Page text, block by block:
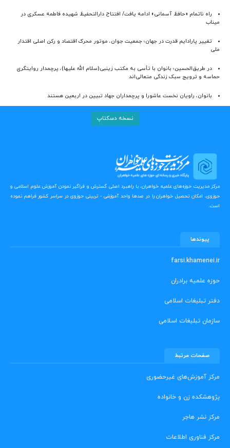
راه ناتمام «حافظ آسمانی» ادامه یافت/ افتتاح دارالتحفیظ شهیده فاطمه عسکری در
میناب
تغییر پارادایم قدرت در جهان؛ جمعیت جوان، موتور محرک اقتصاد و رکن اصلی اقتدار
ملی
در طریق‌الحسین؛ بانوان با تأسی به مکتب زینبی(سلام الله علیها)، پرچمدار روایتگری
حماسه و ترویج سبک زندگی متعالی‌اند
بانوان، راویان نخست عاشورا و پرچمداران جهاد تبیین در اربعین هستند
نسخه دسکتاپ
مرکز مدیریت حوزه‌های علمیه خواهران، با راهبرد اصلی گسترش و فراگیر نمودن آموزش علوم اسلامی و
حوزوی، امکان تحصیل خواهران را در صدها واحد آموزشی - تربیتی حوزوی در سراسر کشور فراهم نموده
است.
پیوندها
farsi.khamenei.ir
حوزه علمیه برادران
دفتر تبلیغات اسلامی
سازمان تبلیغات اسلامی
صفحات مرتبط
مرکز آموزش‌های غیرحضوری
پژوهشکده زن و خانواده
مرکز نشر هاجر
مرکز فناوری اطلاعات